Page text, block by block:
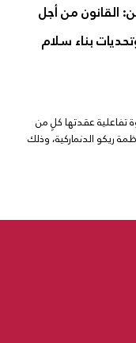
القانون من أجل
بناء سلام
عقدتها كلٍ من
ريكو الدنماركية، وذلك